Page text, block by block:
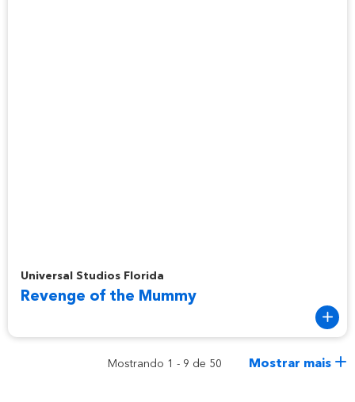
Universal Studios Florida
Revenge of the Mummy
Mostrando 1 - 9 de 50 Mostrar mais